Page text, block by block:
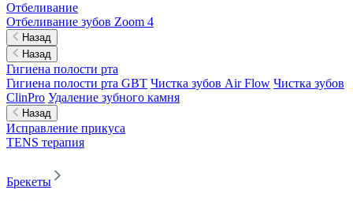
Отбеливание
Отбеливание зубов Zoom 4
Назад
Назад
Гигиена полости рта
Гигиена полости рта GBT Чистка зубов Air Flow Чистка зубов
ClinPro Удаление зубного камня
Назад
Исправление прикуса
TENS терапия
Брекеты